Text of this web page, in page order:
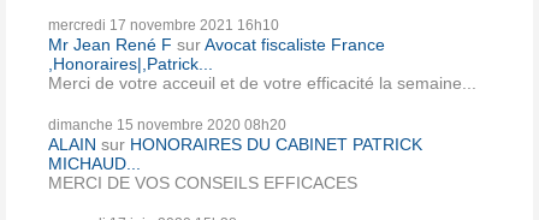
mercredi 17 novembre 2021 16h10
Mr Jean René F surAvocat fiscaliste France
,Honoraires|,Patrick...
Merci de votre acceuil et de votre efficacité la semaine...
dimanche 15 novembre 2020 08h20
ALAIN sur HONORAIRES DU CABINET PATRICK
MICHAUD...
MERCI DE VOS CONSEILS EFFICACES